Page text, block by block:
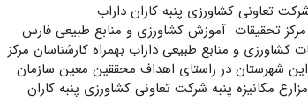
شرکت تعاونی کشاورزی پنبه کاران داراب
تحقیقات آموزش کشاورزی و منابع طبیعی فارس
کشاورزی و منابع طبیعی داراب بهمراه کارشناسان مرکز
شهرستان در راستای اهداف محققین معین سازمان
مکانیزه پنبه شرکت تعاونی کشاورزی پنبه کاران